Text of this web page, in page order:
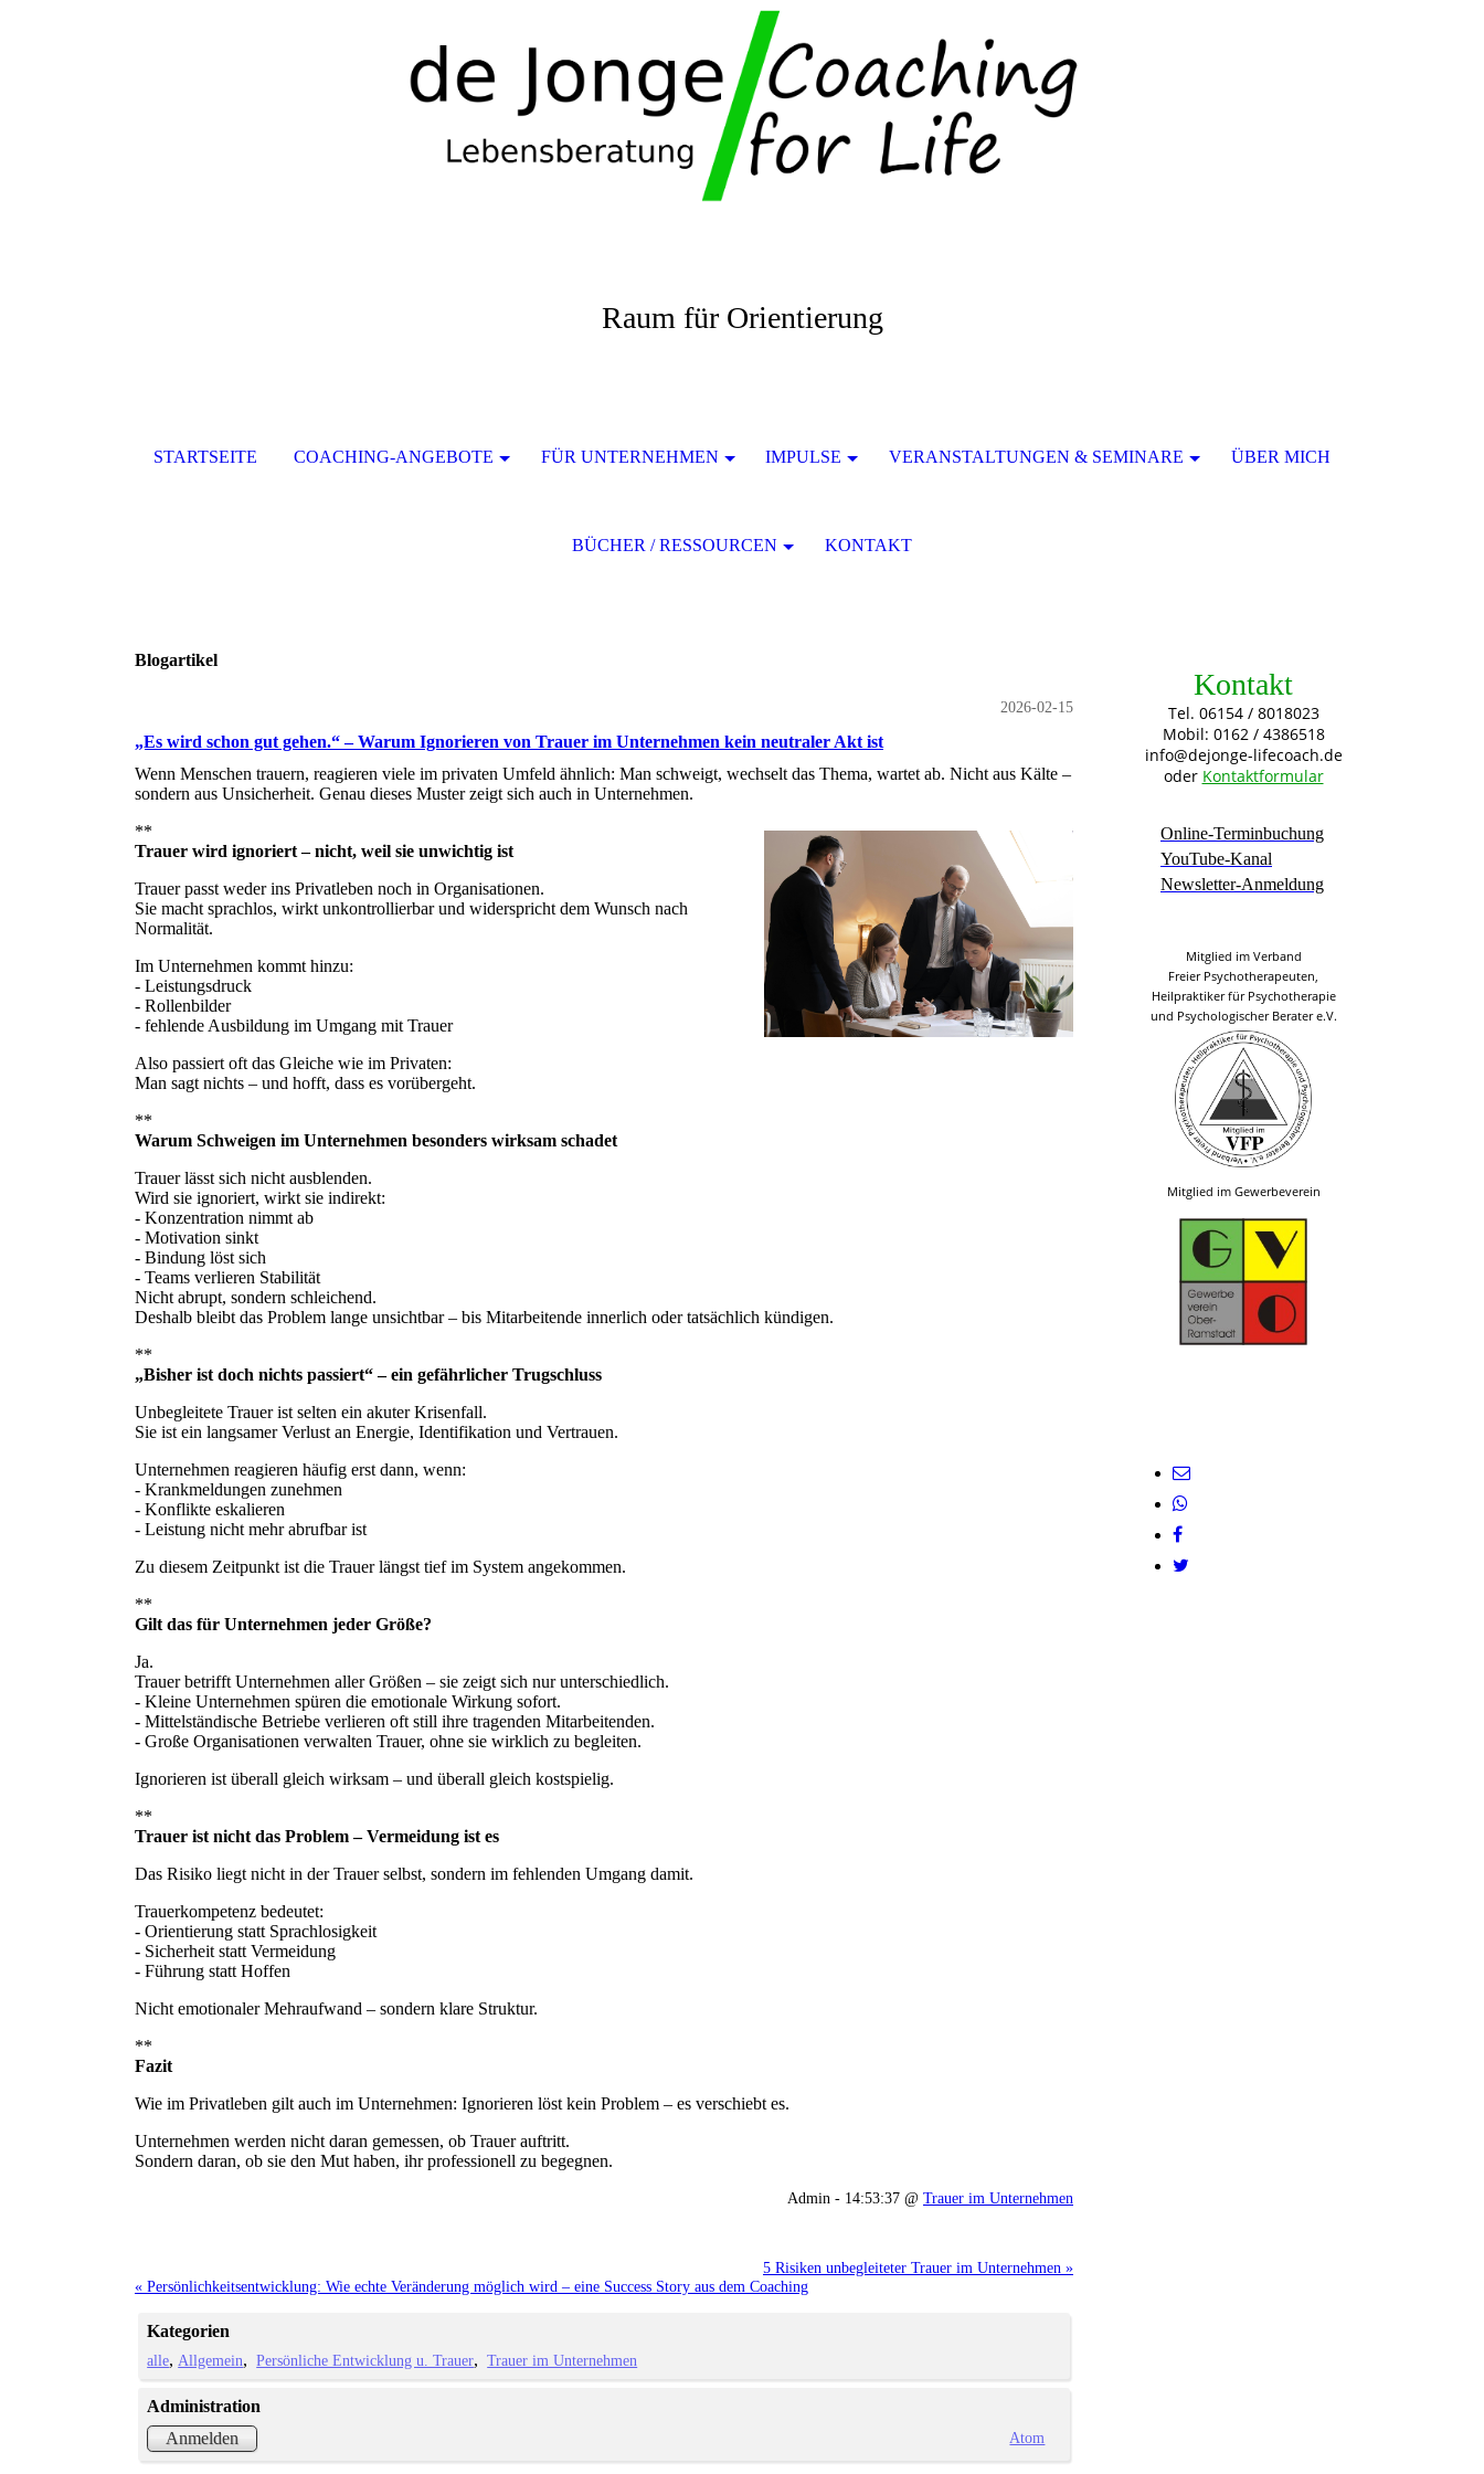
Raum für Orientierung
STARTSEITE COACHING-ANGEBOTE FÜR UNTERNEHMEN IMPULSE VERANSTALTUNGEN & SEMINARE ÜBER MICH
BÜCHER / RESSOURCEN KONTAKT
Blogartikel
2026-02-15
„Es wird schon gut gehen.“ – Warum Ignorieren von Trauer im Unternehmen kein neutraler Akt ist
Wenn Menschen trauern, reagieren viele im privaten Umfeld ähnlich: Man schweigt, wechselt das Thema, wartet ab. Nicht aus Kälte –
sondern aus Unsicherheit. Genau dieses Muster zeigt sich auch in Unternehmen.
**
Trauer wird ignoriert – nicht, weil sie unwichtig ist
Trauer passt weder ins Privatleben noch in Organisationen.
Sie macht sprachlos, wirkt unkontrollierbar und widerspricht dem Wunsch nach
Normalität.
Im Unternehmen kommt hinzu:
- Leistungsdruck
- Rollenbilder
- fehlende Ausbildung im Umgang mit Trauer
Also passiert oft das Gleiche wie im Privaten:
Man sagt nichts – und hofft, dass es vorübergeht.
**
Warum Schweigen im Unternehmen besonders wirksam schadet
Trauer lässt sich nicht ausblenden.
Wird sie ignoriert, wirkt sie indirekt:
- Konzentration nimmt ab
- Motivation sinkt
- Bindung löst sich
- Teams verlieren Stabilität
Nicht abrupt, sondern schleichend.
Deshalb bleibt das Problem lange unsichtbar – bis Mitarbeitende innerlich oder tatsächlich kündigen.
**
„Bisher ist doch nichts passiert“ – ein gefährlicher Trugschluss
Unbegleitete Trauer ist selten ein akuter Krisenfall.
Sie ist ein langsamer Verlust an Energie, Identifikation und Vertrauen.
Unternehmen reagieren häufig erst dann, wenn:
- Krankmeldungen zunehmen
- Konflikte eskalieren
- Leistung nicht mehr abrufbar ist
Zu diesem Zeitpunkt ist die Trauer längst tief im System angekommen.
**
Gilt das für Unternehmen jeder Größe?
Ja.
Trauer betrifft Unternehmen aller Größen – sie zeigt sich nur unterschiedlich.
- Kleine Unternehmen spüren die emotionale Wirkung sofort.
- Mittelständische Betriebe verlieren oft still ihre tragenden Mitarbeitenden.
- Große Organisationen verwalten Trauer, ohne sie wirklich zu begleiten.
Ignorieren ist überall gleich wirksam – und überall gleich kostspielig.
**
Trauer ist nicht das Problem – Vermeidung ist es
Das Risiko liegt nicht in der Trauer selbst, sondern im fehlenden Umgang damit.
Trauerkompetenz bedeutet:
- Orientierung statt Sprachlosigkeit
- Sicherheit statt Vermeidung
- Führung statt Hoffen
Nicht emotionaler Mehraufwand – sondern klare Struktur.
**
Fazit
Wie im Privatleben gilt auch im Unternehmen: Ignorieren löst kein Problem – es verschiebt es.
Unternehmen werden nicht daran gemessen, ob Trauer auftritt.
Sondern daran, ob sie den Mut haben, ihr professionell zu begegnen.
Admin - 14:53:37 @ Trauer im Unternehmen
5 Risiken unbegleiteter Trauer im Unternehmen »
« Persönlichkeitsentwicklung: Wie echte Veränderung möglich wird – eine Success Story aus dem Coaching
Kategorien
alle Allgemein Persönliche Entwicklung u. Trauer Trauer im Unternehmen
Administration
Anmelden
Atom
Kontakt
Tel. 06154 / 8018023
Mobil: 0162 / 4386518
info@dejonge-lifecoach.de
oder Kontaktformular
Online-Terminbuchung
YouTube-Kanal
Newsletter-Anmeldung
Mitglied im Verband
Freier Psychotherapeuten,
Heilpraktiker für Psychotherapie
und Psychologischer Berater e.V.
Mitglied im Gewerbeverein